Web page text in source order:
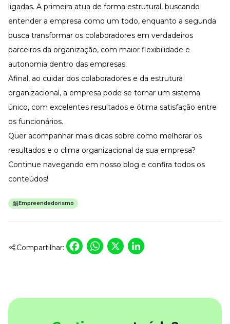
ligadas. A primeira atua de forma estrutural, buscando
entender a empresa como um todo, enquanto a segunda
busca transformar os colaboradores em verdadeiros
parceiros da organização, com maior flexibilidade e
autonomia dentro das empresas.
Afinal, ao cuidar dos colaboradores e da estrutura
organizacional, a empresa pode se tornar um sistema
único, com excelentes resultados e ótima satisfação entre
os funcionários.
Quer acompanhar mais dicas sobre como melhorar os
resultados e o clima organizacional da sua empresa?
Continue navegando em nosso blog e confira todos os
conteúdos!
Empreendedorismo
Compartilhar: Facebook
WhatsApp
X